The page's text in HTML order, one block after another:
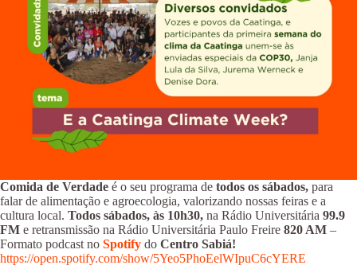
Comida de Verdade é o seu programa de todos os sábados, para
falar de alimentação e agroecologia, valorizando nossas feiras e a
cultura local. Todos sábados, às 10h30, na Rádio Universitária 99.9
FM e retransmissão na Rádio Universitária Paulo Freire 820 AM –
Formato podcast no Spotify do Centro Sabiá!
https://open.spotify.com/show/5Yeo5PhoEelWIpuC6cYERE